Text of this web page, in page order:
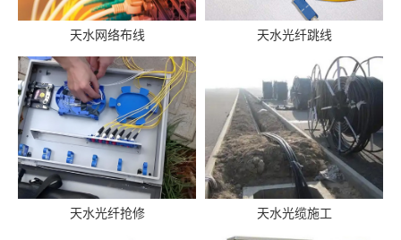
天水网络布线 天水光纤跳线
天水光纤抢修 天水光缆施工